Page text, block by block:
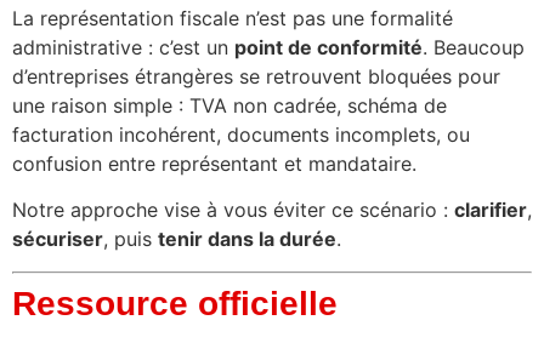
La représentation fiscale n’est pas une formalité
administrative : c’est un point de conformité. Beaucoup
d’entreprises étrangères se retrouvent bloquées pour
une raison simple : TVA non cadrée, schéma de
facturation incohérent, documents incomplets, ou
confusion entre représentant et mandataire.
Notre approche vise à vous éviter ce scénario : clarifier,
sécuriser, puis tenir dans la durée.
Ressource officielle